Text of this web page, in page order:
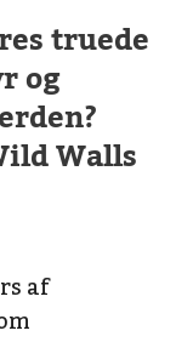
truede
og
Walls
af